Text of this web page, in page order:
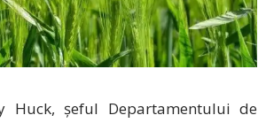
Huck, șeful Departamentului de